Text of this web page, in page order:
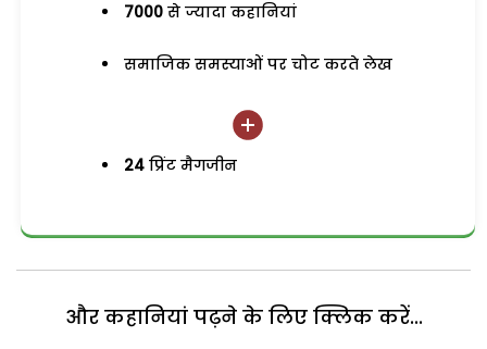
7000 से ज्यादा कहानियां
समाजिक समस्याओं पर चोट करते लेख
24 प्रिंट मैगजीन
और कहानियां पढ़ने के लिए क्लिक करें...